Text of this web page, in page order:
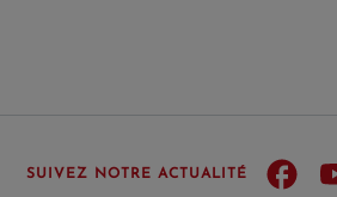
SUIVEZ NOTRE ACTUALITÉ